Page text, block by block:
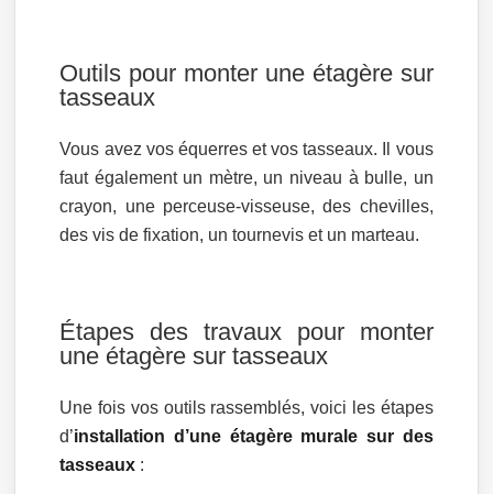
Outils pour monter une étagère sur
tasseaux
Vous avez vos équerres et vos tasseaux. Il vous
faut également un mètre, un niveau à bulle, un
crayon, une perceuse-visseuse, des chevilles,
des vis de fixation, un tournevis et un marteau.
Étapes des travaux pour monter
une étagère sur tasseaux
Une fois vos outils rassemblés, voici les étapes
d’installation d’une étagère murale sur des
tasseaux :